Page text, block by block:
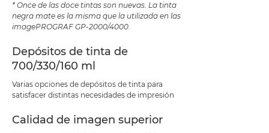
* Once de las doce tintas son nuevas. La tinta
negra mate es la misma que la utilizada en las
imagePROGRAF GP-2000/4000.
Depósitos de tinta de
700/330/160 ml
Varias opciones de depósitos de tinta para
satisfacer distintas necesidades de impresión
Calidad de imagen superior